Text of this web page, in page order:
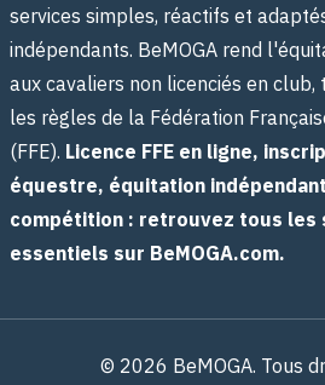
services simples, réactifs et
indépendants. BeMOGA rend
aux cavaliers non licenciés en
les règles de la Fédération
(FFE). Licence FFE en ligne,
équestre, équitation
compétition : retrouvez tous les
essentiels sur BeMOGA.com.
© 2026 BeMOGA. Tous